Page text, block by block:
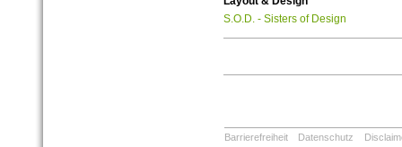
S.O.D. - Sisters of Design
Barrierefreiheit Datenschutz